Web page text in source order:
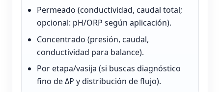
Permeado (conductividad, caudal total;
opcional: pH/ORP según aplicación).
Concentrado (presión, caudal,
conductividad para balance).
Por etapa/vasija (si buscas diagnóstico
fino de ΔP y distribución de flujo).